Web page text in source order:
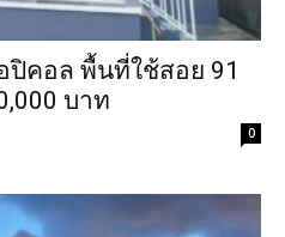
ปิคอล พื้นที่ใช้สอย 91
บาท
0